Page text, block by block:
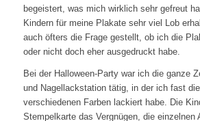
begeistert, was mich wirklich sehr gefreut
Kindern für meine Plakate sehr viel Lob
auch öfters die Frage gestellt, ob ich die
oder nicht doch eher ausgedruckt habe.
Bei der Halloween-Party war ich die ganze
und Nagellackstation tätig, in der ich fast
verschiedenen Farben lackiert habe. Die
Stempelkarte das Vergnügen, die einzelnen